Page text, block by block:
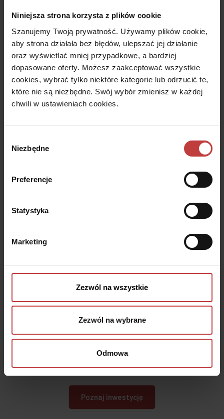
Niniejsza strona korzysta z plików cookie
Szanujemy Twoją prywatność. Używamy plików cookie,
aby strona działała bez błędów, ulepszać jej działanie
oraz wyświetlać mniej przypadkowe, a bardziej
dopasowane oferty. Możesz zaakceptować wszystkie
cookies, wybrać tylko niektóre kategorie lub odrzucić te,
które nie są niezbędne. Swój wybór zmienisz w każdej
chwili w ustawieniach cookies.
zgody
Niezbędne
Preferencje
Statystyka
Marketing
Zezwól na wszystkie
Zezwól na wybrane
Odmowa
Notus Finanse
Zobaczkonkretne mieszkania,aby zwizualizować sobie
uzyskaj odpowiedzi na
Sprawdź widok z okna
, zanim stanie się Twoim
Poznaj inwestycję